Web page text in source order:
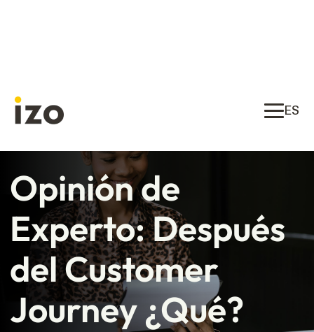
ES
Opinión de
Experto: Después
del Customer
Journey ¿Qué?